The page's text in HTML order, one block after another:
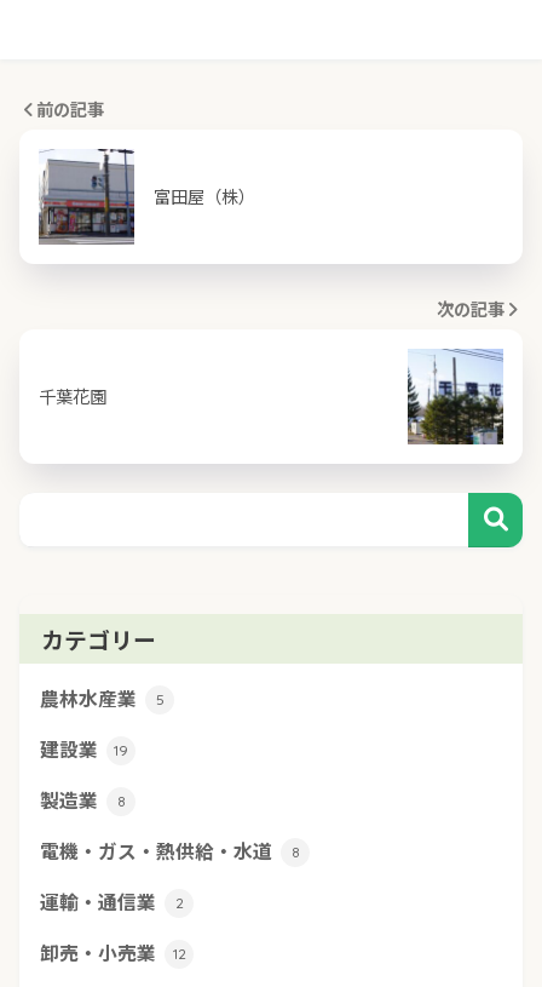
前の記事
富田屋（株）
次の記事
千葉花園
カテゴリー
農林水産業 5
建設業 19
製造業 8
電機・ガス・熱供給・水道 8
運輸・通信業 2
卸売・小売業 12